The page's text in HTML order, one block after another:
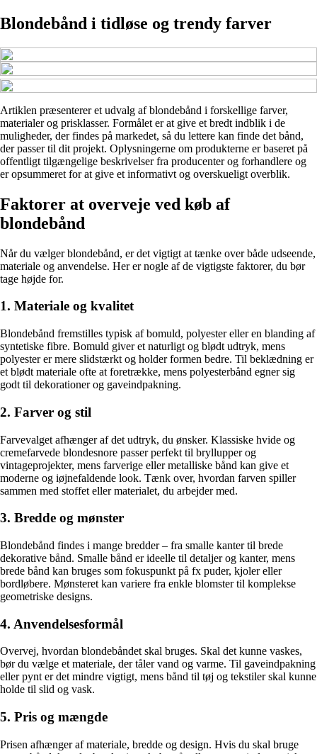
Blondebånd i tidløse og trendy farver
Artiklen præsenterer et udvalg af blondebånd i forskellige farver,
materialer og prisklasser. Formålet er at give et bredt indblik i de
muligheder, der findes på markedet, så du lettere kan finde det bånd,
der passer til dit projekt. Oplysningerne om produkterne er baseret på
offentligt tilgængelige beskrivelser fra producenter og forhandlere og
er opsummeret for at give et informativt og overskueligt overblik.
Faktorer at overveje ved køb af
blondebånd
Når du vælger blondebånd, er det vigtigt at tænke over både udseende,
materiale og anvendelse. Her er nogle af de vigtigste faktorer, du bør
tage højde for.
1. Materiale og kvalitet
Blondebånd fremstilles typisk af bomuld, polyester eller en blanding af
syntetiske fibre. Bomuld giver et naturligt og blødt udtryk, mens
polyester er mere slidstærkt og holder formen bedre. Til beklædning er
et blødt materiale ofte at foretrække, mens polyesterbånd egner sig
godt til dekorationer og gaveindpakning.
2. Farver og stil
Farvevalget afhænger af det udtryk, du ønsker. Klassiske hvide og
cremefarvede blondesnore passer perfekt til bryllupper og
vintageprojekter, mens farverige eller metalliske bånd kan give et
moderne og iøjnefaldende look. Tænk over, hvordan farven spiller
sammen med stoffet eller materialet, du arbejder med.
3. Bredde og mønster
Blondebånd findes i mange bredder – fra smalle kanter til brede
dekorative bånd. Smalle bånd er ideelle til detaljer og kanter, mens
brede bånd kan bruges som fokuspunkt på fx puder, kjoler eller
bordløbere. Mønsteret kan variere fra enkle blomster til komplekse
geometriske designs.
4. Anvendelsesformål
Overvej, hvordan blondebåndet skal bruges. Skal det kunne vaskes,
bør du vælge et materiale, der tåler vand og varme. Til gaveindpakning
eller pynt er det mindre vigtigt, mens bånd til tøj og tekstiler skal kunne
holde til slid og vask.
5. Pris og mængde
Prisen afhænger af materiale, bredde og design. Hvis du skal bruge